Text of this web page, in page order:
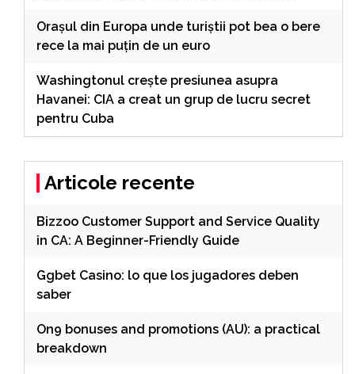
Orașul din Europa unde turiștii pot bea o bere
rece la mai puțin de un euro
Washingtonul creşte presiunea asupra
Havanei: CIA a creat un grup de lucru secret
pentru Cuba
Articole recente
Bizzoo Customer Support and Service Quality
in CA: A Beginner-Friendly Guide
Ggbet Casino: lo que los jugadores deben
saber
On9 bonuses and promotions (AU): a practical
breakdown